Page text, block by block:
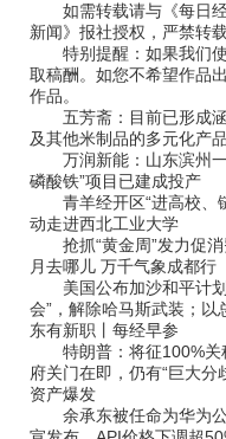
如需转载请与《每日经
新闻》报社授权，严禁转
特别提醒：如果我们使
取稿酬。如您不希望作品
作品。
五芳斋：目前已形成涵
及其他米制品的多元化产
万润新能：山东滨州一
磷酸铁”项目已建成投产
青羊经开区“进高校、
动走进西北工业大学
抢抓“黄金周”发力促消
月去哪儿 万千气象成都行
美国公布加沙和平计划
会”，解除哈马斯武装；
东有新职丨每经早参
特朗普：将征100%关
府关门在即，仍有“巨大分
资产爆发
余承东被任命为华为公